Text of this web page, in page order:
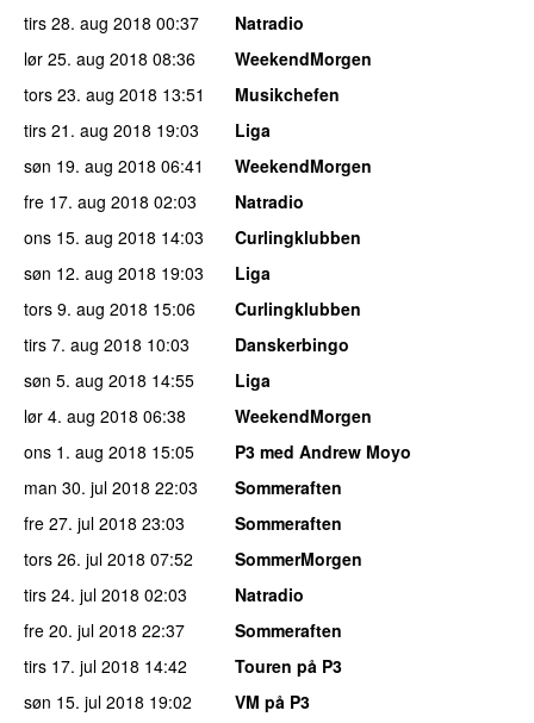
tirs 28. aug 2018 00:37
Natradio
lør 25. aug 2018 08:36
WeekendMorgen
tors 23. aug 2018 13:51
Musikchefen
tirs 21. aug 2018 19:03
Liga
søn 19. aug 2018 06:41
WeekendMorgen
fre 17. aug 2018 02:03
Natradio
ons 15. aug 2018 14:03
Curlingklubben
søn 12. aug 2018 19:03
Liga
tors 9. aug 2018 15:06
Curlingklubben
tirs 7. aug 2018 10:03
Danskerbingo
søn 5. aug 2018 14:55
Liga
lør 4. aug 2018 06:38
WeekendMorgen
ons 1. aug 2018 15:05
P3 med Andrew Moyo
man 30. jul 2018 22:03
Sommeraften
fre 27. jul 2018 23:03
Sommeraften
tors 26. jul 2018 07:52
SommerMorgen
tirs 24. jul 2018 02:03
Natradio
fre 20. jul 2018 22:37
Sommeraften
tirs 17. jul 2018 14:42
Touren på P3
søn 15. jul 2018 19:02
VM på P3